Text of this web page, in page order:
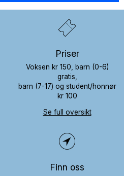
Priser
Voksen kr 150, barn (0-6)
gratis,
barn (7-17) og student/honnør
kr 100
Se full oversikt
Finn oss